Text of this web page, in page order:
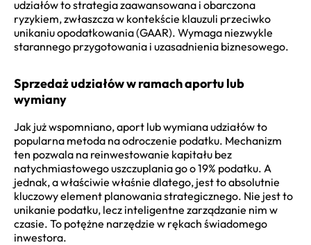
udziałów to strategia zaawansowana i obarczona
ryzykiem, zwłaszcza w kontekście klauzuli przeciwko
unikaniu opodatkowania (GAAR). Wymaga niezwykle
starannego przygotowania i uzasadnienia biznesowego.
Sprzedaż udziałów w ramach aportu lub
wymiany
Jak już wspomniano, aport lub wymiana udziałów to
popularna metoda na odroczenie podatku. Mechanizm
ten pozwala na reinwestowanie kapitału bez
natychmiastowego uszczuplania go o 19% podatku. A
jednak, a właściwie właśnie dlatego, jest to absolutnie
kluczowy element planowania strategicznego. Nie jest to
unikanie podatku, lecz inteligentne zarządzanie nim w
czasie. To potężne narzędzie w rękach świadomego
inwestora.